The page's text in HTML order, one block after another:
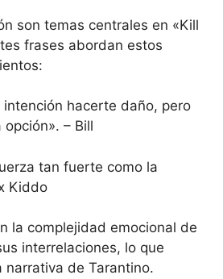
son temas centrales en «Kill
frases abordan estos
intención hacerte daño, pero
– Bill
tan fuerte como la
Kiddo
la complejidad emocional de
interrelaciones, lo que
narrativa de Tarantino.